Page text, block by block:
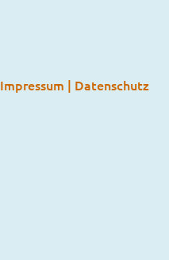
Impressum | Datenschutz